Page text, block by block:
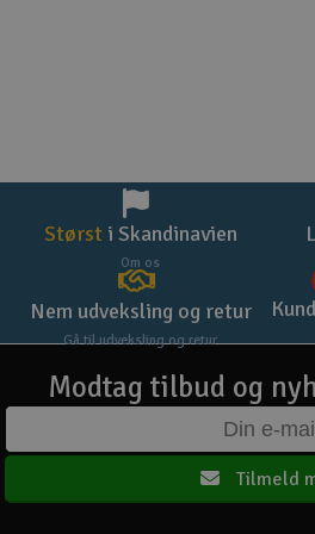
Størst i Skandinavien
Om os
Nem udveksling og retur
Gå til udveksling og retur
Modtag tilbud og
Tilmeld